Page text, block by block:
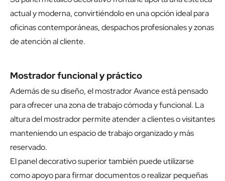
actual y moderna, convirtiéndolo en una opción ideal para
oficinas contemporáneas, despachos profesionales y zonas
de atención al cliente.
Mostrador funcional y práctico
Además de su diseño, el mostrador Avance está pensado
para ofrecer una zona de trabajo cómoda y funcional. La
altura del mostrador permite atender a clientes o visitantes
manteniendo un espacio de trabajo organizado y más
reservado.
El panel decorativo superior también puede utilizarse
como apoyo para firmar documentos o realizar pequeñas